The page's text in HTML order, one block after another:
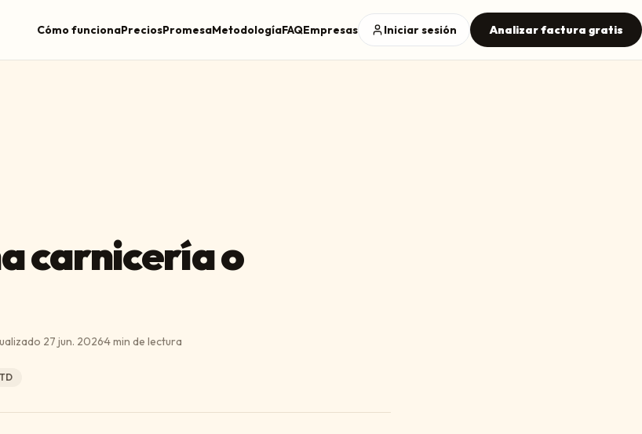
Cómo funcionaPreciosPromesaMetodologíaFAQEmpresas Iniciar sesión Analizar factura gratis
carnicería o
27 jun. 2026·4min de lectura